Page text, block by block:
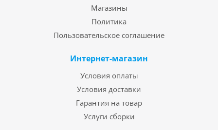
Магазины
Политика
Пользовательское соглашение
Интернет-магазин
Условия оплаты
Условия доставки
Гарантия на товар
Услуги сборки